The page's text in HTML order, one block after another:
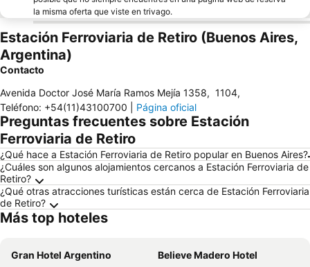
la misma oferta que viste en trivago.
Estación Ferroviaria de Retiro (Buenos Aires,
Argentina)
Contacto
Avenida Doctor José María Ramos Mejía 1358, 1104,
Teléfono: +54(11)43100700 Página oficial
Preguntas frecuentes sobre Estación
Ferroviaria de Retiro
¿Qué hace a Estación Ferroviaria de Retiro popular en Buenos Aires?
¿Cuáles son algunos alojamientos cercanos a Estación Ferroviaria de
Retiro?
¿Qué otras atracciones turísticas están cerca de Estación Ferroviaria
de Retiro?
Más top hoteles
Gran Hotel Argentino
Believe Madero Hotel